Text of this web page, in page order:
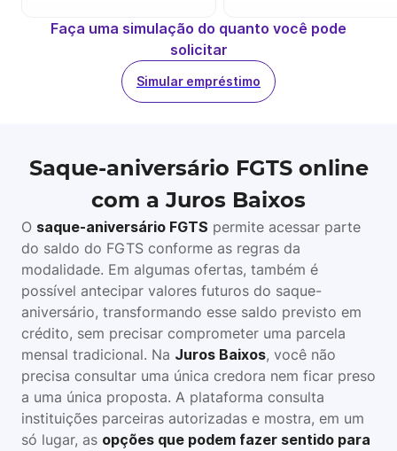
Faça uma simulação do quanto você pode
solicitar
Simular empréstimo
Saque-aniversário FGTS online
com a Juros Baixos
O saque-aniversário FGTS permite acessar parte
do saldo do FGTS conforme as regras da
modalidade. Em algumas ofertas, também é
possível antecipar valores futuros do saque-
aniversário, transformando esse saldo previsto em
crédito, sem precisar comprometer uma parcela
mensal tradicional. Na Juros Baixos, você não
precisa consultar uma única credora nem ficar preso
a uma única proposta. A plataforma consulta
instituições parceiras autorizadas e mostra, em um
só lugar, as opções que podem fazer sentido para